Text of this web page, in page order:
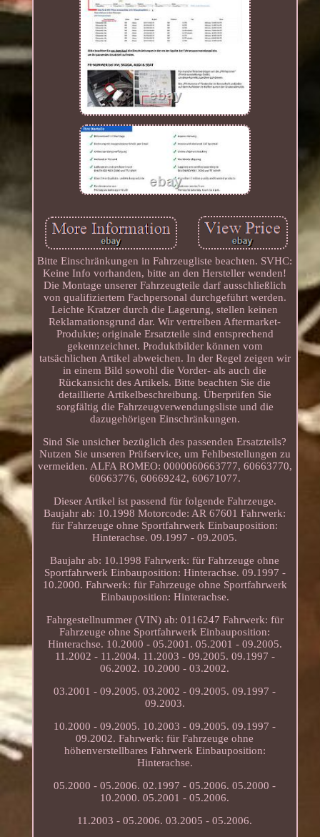
Bitte Einschränkungen in Fahrzeugliste beachten. SVHC:
Keine Info vorhanden, bitte an den Hersteller wenden!
Die Montage unserer Fahrzeugteile darf ausschließlich
von qualifiziertem Fachpersonal durchgeführt werden.
Leichte Kratzer durch die Lagerung, stellen keinen
Reklamationsgrund dar. Wir vertreiben Aftermarket-
Produkte; originale Ersatzteile sind entsprechend
gekennzeichnet. Produktbilder können vom
tatsächlichen Artikel abweichen. In der Regel zeigen wir
in einem Bild sowohl die Vorder- als auch die
Rückansicht des Artikels. Bitte beachten Sie die
detaillierte Artikelbeschreibung. Überprüfen Sie
sorgfältig die Fahrzeugverwendungsliste und die
dazugehörigen Einschränkungen.
Sind Sie unsicher bezüglich des passenden Ersatzteils?
Nutzen Sie unseren Prüfservice, um Fehlbestellungen zu
vermeiden. ALFA ROMEO: 0000060663777, 60663770,
60663776, 60669242, 60671077.
Dieser Artikel ist passend für folgende Fahrzeuge.
Baujahr ab: 10.1998 Motorcode: AR 67601 Fahrwerk:
für Fahrzeuge ohne Sportfahrwerk Einbauposition:
Hinterachse. 09.1997 - 09.2005.
Baujahr ab: 10.1998 Fahrwerk: für Fahrzeuge ohne
Sportfahrwerk Einbauposition: Hinterachse. 09.1997 -
10.2000. Fahrwerk: für Fahrzeuge ohne Sportfahrwerk
Einbauposition: Hinterachse.
Fahrgestellnummer (VIN) ab: 0116247 Fahrwerk: für
Fahrzeuge ohne Sportfahrwerk Einbauposition:
Hinterachse. 10.2000 - 05.2001. 05.2001 - 09.2005.
11.2002 - 11.2004. 11.2003 - 09.2005. 09.1997 -
06.2002. 10.2000 - 03.2002.
03.2001 - 09.2005. 03.2002 - 09.2005. 09.1997 -
09.2003.
10.2000 - 09.2005. 10.2003 - 09.2005. 09.1997 -
09.2002. Fahrwerk: für Fahrzeuge ohne
höhenverstellbares Fahrwerk Einbauposition:
Hinterachse.
05.2000 - 05.2006. 02.1997 - 05.2006. 05.2000 -
10.2000. 05.2001 - 05.2006.
11.2003 - 05.2006. 03.2005 - 05.2006.